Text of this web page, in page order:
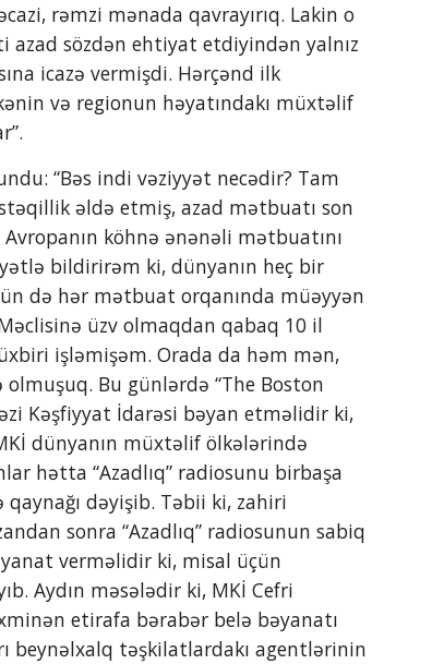
rəmzi mənada qavrayırıq. Lakin o
azad sözdən ehtiyat etdiyindən yalnız
icazə vermişdi. Hərçənd ilk
və regionun həyatındakı müxtəlif
əldə etmiş, azad mətbuatı son
köhnə ənənəli mətbuatını
bildirirəm ki, dünyanın heç bir
də hər mətbuat orqanında müəyyən
üzv olmaqdan qabaq 10 il
işləmişəm. Orada da həm mən,
Bu günlərdə “The Boston
Kəşfiyyat İdarəsi bəyan etməlidir ki,
dünyanın müxtəlif ölkələrində
hətta “Azadlıq” radiosunu birbaşa
dəyişib. Təbii ki, zahiri
sonra “Azadlıq” radiosunun sabiq
verməlidir ki, misal üçün
Aydın məsələdir ki, MKİ Cefri
etirafa bərabər belə bəyanatı
beynəlxalq təşkilatlardakı agentlərinin